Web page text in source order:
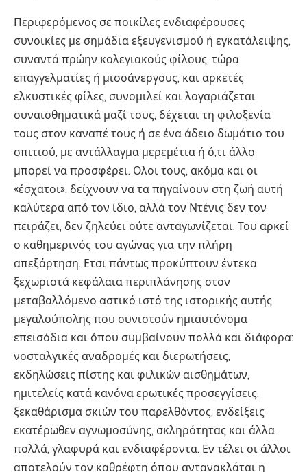
Περιφερόμενος σε ποικίλες ενδιαφέρουσες
συνοικίες με σημάδια εξευγενισμού ή εγκατάλειψης,
συναντά πρώην κολεγιακούς φίλους, τώρα
επαγγελματίες ή μισοάνεργους, και αρκετές
ελκυστικές φίλες, συνομιλεί και λογαριάζεται
συναισθηματικά μαζί τους, δέχεται τη φιλοξενία
τους στον καναπέ τους ή σε ένα άδειο δωμάτιο του
σπιτιού, με αντάλλαγμα μερεμέτια ή ό,τι άλλο
μπορεί να προσφέρει. Ολοι τους, ακόμα και οι
«έσχατοι», δείχνουν να τα πηγαίνουν στη ζωή αυτή
καλύτερα από τον ίδιο, αλλά τον Ντένις δεν τον
πειράζει, δεν ζηλεύει ούτε ανταγωνίζεται. Του αρκεί
ο καθημερινός του αγώνας για την πλήρη
απεξάρτηση. Ετσι πάντως προκύπτουν έντεκα
ξεχωριστά κεφάλαια περιπλάνησης στον
μεταβαλλόμενο αστικό ιστό της ιστορικής αυτής
μεγαλούπολης που συνιστούν ημιαυτόνομα
επεισόδια και όπου συμβαίνουν πολλά και διάφορα:
νοσταλγικές αναδρομές και διερωτήσεις,
εκδηλώσεις πίστης και φιλικών αισθημάτων,
ημιτελείς κατά κανόνα ερωτικές προσεγγίσεις,
ξεκαθάρισμα σκιών του παρελθόντος, ενδείξεις
εκατέρωθεν αγνωμοσύνης, σκληρότητας και άλλα
πολλά, γλαφυρά και ενδιαφέροντα. Εν τέλει οι άλλοι
αποτελούν τον καθρέφτη όπου αντανακλάται η